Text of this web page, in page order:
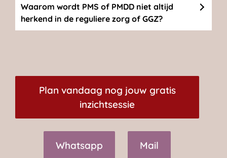
Waarom wordt PMS of PMDD niet altijd
herkend in de reguliere zorg of GGZ?
Plan vandaag nog jouw gratis
inzichtsessie
Whatsapp Mail